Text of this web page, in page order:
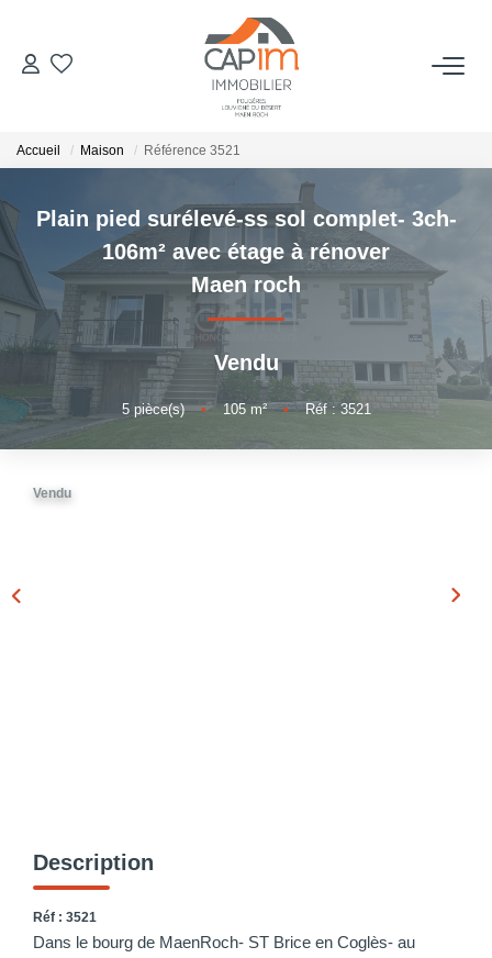
VENTES
NOTRE AGENCE
Qui Sommes Nous
Notre Équipe
Nous Rejoindre
Nos Actualités
Accueil Maison Référence 3521
Plain pied surélevé-ss sol complet- 3ch-
106m² avec étage à rénover
Maen roch
Vendu
5pièce(s) • 105m² • Réf : 3521
Vendu
Description
Réf : 3521
Dans le bourg de MaenRoch- ST Brice en Coglès- au